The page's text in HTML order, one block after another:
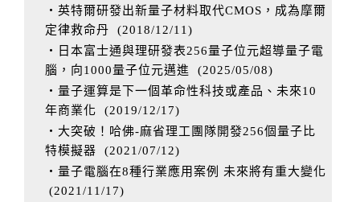
‧英特爾研發出新量子材料取代CMOS，成為摩爾
定律救命丹 (2018/12/11 )
‧日本富士通與理研發表256量子位元超導量子電
腦，向1000量子位元邁進 (2025/05/08)
‧量子運算是下一個革命性科技或產品、未來10
年商業化 (2019/12/17)
‧大突破！哈佛-麻省理工團隊開發256個量子比
特模擬器 (2021/07/12)
‧量子電腦在8種行業應用案例 未來將有重大變化
(2021/11/17)